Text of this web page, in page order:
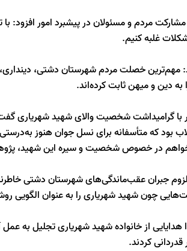
مشارکت مردم و مسئولان در پیشبرد امور
غلبه کنیم.
مهم‌ترین خصلت مردم شهرستان دشتی،
به دین و میهن ثابت کرده‌اند.
با گرامیداشت شخصیت والای شهید شهریاری
بود که متأسفانه برای نسل جوان هنوز
در خصوص شخصیت و سیره این شهید،
لزوم جبران عقب‌ماندگی‌های شهرستان دشتی
چون شهید شهریاری را به عنوان الگویی
هدایایی از خانواده شهید شهریاری تجلیل به
قدردانی کردند.